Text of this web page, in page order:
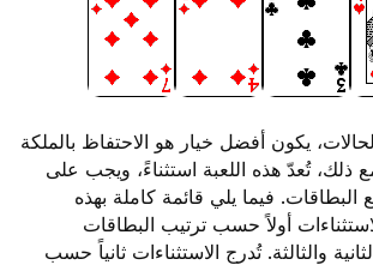
يكون أفضل خيار هو الاحتفاظ بالملكة
ذلك، تُعدّ هذه اللعبة استثناءً، ويجب على
البطاقات. فيما يلي قائمة كاملة بهذه
أولاً حسب ترتيب البطاقات
والثالثة. تُدرج الاستثناءات ثانياً حسب